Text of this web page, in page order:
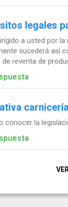
legales
a usted por
sucederá así
reventa de
carnicería
conocer la